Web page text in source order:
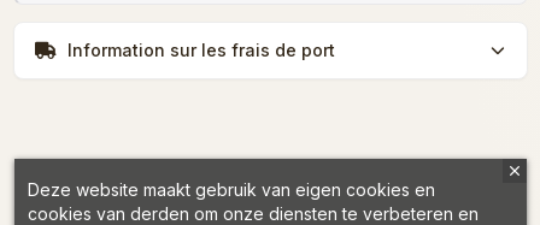
Information sur les frais de port
Deze website maakt gebruik van eigen cookies en
cookies van derden om onze diensten te verbeteren en